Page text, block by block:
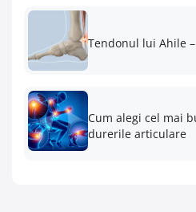
Tendonul lui Ahile
Cum alegi cel mai
durerile articulare